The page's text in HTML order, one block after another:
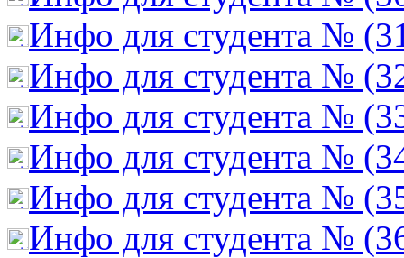
Инфо для студента №
Инфо для студента №
Инфо для студента №
Инфо для студента №
Инфо для студента №
Инфо для студента №